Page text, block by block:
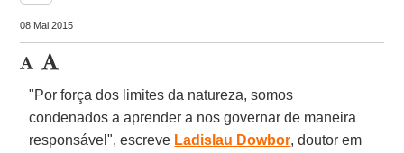
08 Mai 2015
"Por força dos limites da natureza, somos
condenados a aprender a nos governar de maneira
responsável", escreve Ladislau Dowbor, doutor em